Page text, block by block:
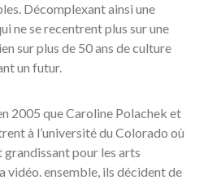
Décomplexant ainsi une
ne se recentrent plus sur une
sur plus de 50 ans de culture
un futur.
2005 que Caroline Polachek et
à l’université du Colorado où
pour les arts
vidéo. ensemble, ils décident de